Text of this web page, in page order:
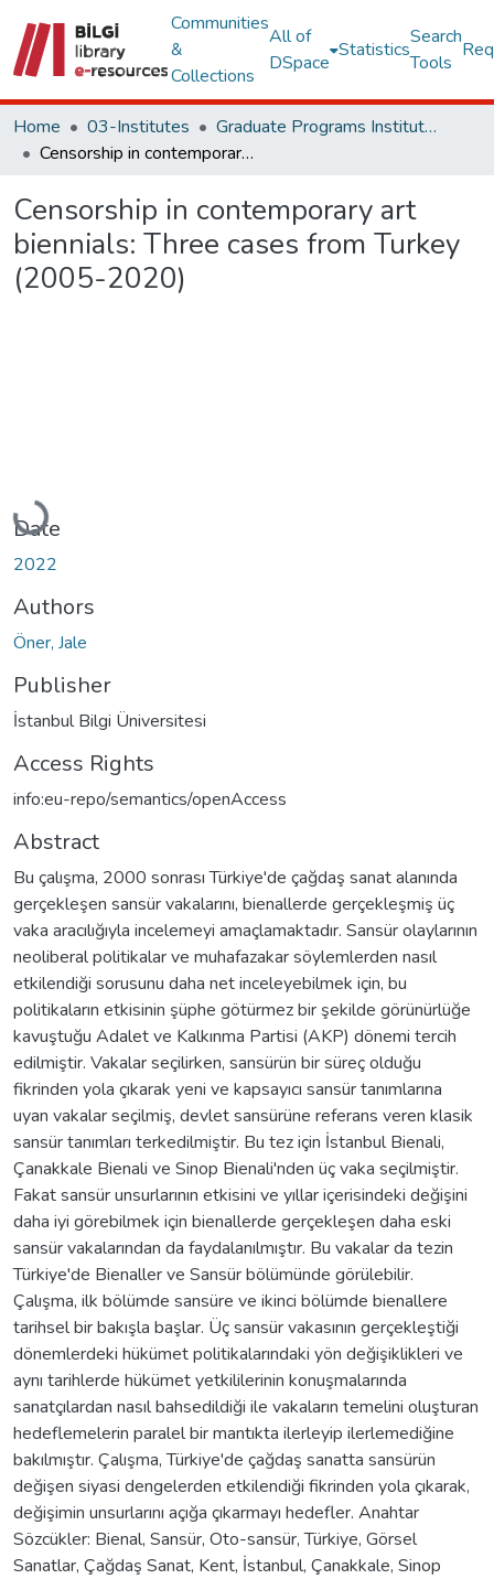
Communities
&
Collections
All of
DSpace
Statistics
Search
Tools
Home 03-Institutes
Graduate Programs Institute Thesis Collection
Censorship in contemporary art biennials: Three cases from Turkey (2005-2020)
Censorship in contemporary art
biennials: Three cases from Turkey
(2005-2020)
Loading...
Date
2022
Authors
Öner, Jale
Publisher
İstanbul Bilgi Üniversitesi
Access Rights
info:eu-repo/semantics/openAccess
Abstract
Bu çalışma, 2000 sonrası Türkiye'de çağdaş sanat alanında
gerçekleşen sansür vakalarını, bienallerde gerçekleşmiş üç
vaka aracılığıyla incelemeyi amaçlamaktadır. Sansür olaylarının
neoliberal politikalar ve muhafazakar söylemlerden nasıl
etkilendiği sorusunu daha net inceleyebilmek için, bu
politikaların etkisinin şüphe götürmez bir şekilde görünürlüğe
kavuştuğu Adalet ve Kalkınma Partisi (AKP) dönemi tercih
edilmiştir. Vakalar seçilirken, sansürün bir süreç olduğu
fikrinden yola çıkarak yeni ve kapsayıcı sansür tanımlarına
uyan vakalar seçilmiş, devlet sansürüne referans veren klasik
sansür tanımları terkedilmiştir. Bu tez için İstanbul Bienali,
Çanakkale Bienali ve Sinop Bienali'nden üç vaka seçilmiştir.
Fakat sansür unsurlarının etkisini ve yıllar içerisindeki değişini
daha iyi görebilmek için bienallerde gerçekleşen daha eski
sansür vakalarından da faydalanılmıştır. Bu vakalar da tezin
Türkiye'de Bienaller ve Sansür bölümünde görülebilir.
Çalışma, ilk bölümde sansüre ve ikinci bölümde bienallere
tarihsel bir bakışla başlar. Üç sansür vakasının gerçekleştiği
dönemlerdeki hükümet politikalarındaki yön değişiklikleri ve
aynı tarihlerde hükümet yetkililerinin konuşmalarında
sanatçılardan nasıl bahsedildiği ile vakaların temelini oluşturan
hedeflemelerin paralel bir mantıkta ilerleyip ilerlemediğine
bakılmıştır. Çalışma, Türkiye'de çağdaş sanatta sansürün
değişen siyasi dengelerden etkilendiği fikrinden yola çıkarak,
değişimin unsurlarını açığa çıkarmayı hedefler. Anahtar
Sözcükler: Bienal, Sansür, Oto-sansür, Türkiye, Görsel
Sanatlar, Çağdaş Sanat, Kent, İstanbul, Çanakkale, Sinop